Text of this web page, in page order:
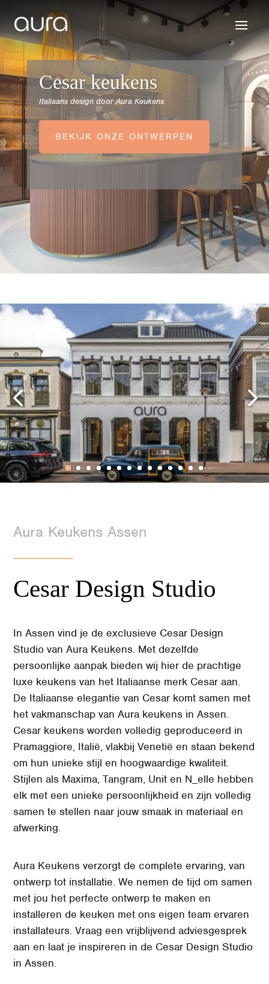
Cesar keukens
Italiaans design door Aura Keukens
BEKIJK ONZE ONTWERPEN
Aura Keukens Assen
Cesar Design Studio
In Assen vind je de exclusieve Cesar Design
Studio van Aura Keukens. Met dezelfde
persoonlijke aanpak bieden wij hier de prachtige
luxe keukens van het Italiaanse merk Cesar aan.
De Italiaanse elegantie van Cesar komt samen met
het vakmanschap van Aura keukens in Assen.
Cesar keukens worden volledig geproduceerd in
Pramaggiore, Italië, vlakbij Venetië en staan bekend
om hun unieke stijl en hoogwaardige kwaliteit.
Stijlen als Maxima, Tangram, Unit en N_elle hebben
elk met een unieke persoonlijkheid en zijn volledig
samen te stellen naar jouw smaak in materiaal en
afwerking.
Aura Keukens verzorgt de complete ervaring, van
ontwerp tot installatie. We nemen de tijd om samen
met jou het perfecte ontwerp te maken en
installeren de keuken met ons eigen team ervaren
installateurs. Vraag een vrijblijvend adviesgesprek
aan en laat je inspireren in de Cesar Design Studio
in Assen.